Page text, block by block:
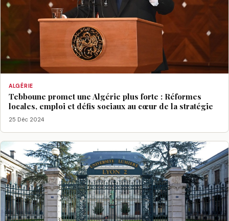
ALGÉRIE
Tebboune promet une Algérie plus forte : Réformes
locales, emploi et défis sociaux au cœur de la stratégie
25 Déc 2024